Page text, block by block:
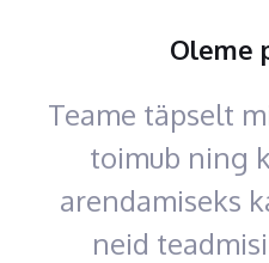
Oleme
Teame täpselt
toimub ning
arendamiseks
neid